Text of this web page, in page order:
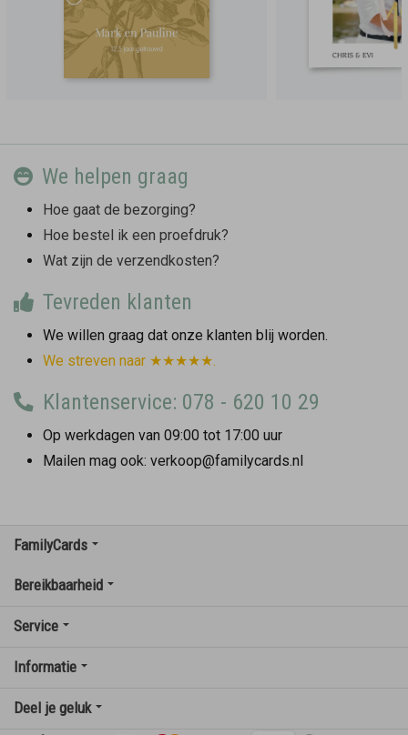
We helpen graag
Hoe gaat de bezorging?
Hoe bestel ik een proefdruk?
Wat zijn de verzendkosten?
Tevreden klanten
We willen graag dat onze klanten blij worden.
We streven naar ★★★★★.
Klantenservice: 078 - 620 10 29
Op werkdagen van 09:00 tot 17:00 uur
Mailen mag ook: verkoop@familycards.nl
FamilyCards
Bereikbaarheid
Service
Informatie
Deel je geluk